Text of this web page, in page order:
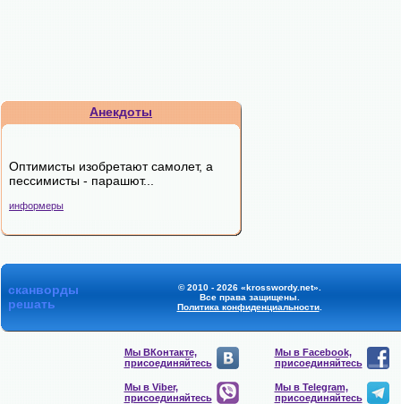
Анекдоты
Оптимисты изобpетают самолет, а
пессимисты - паpашют...
информеры
сканворды
решать
© 2010 - 2026 «krosswordy.net».
Все права защищены.
Политика конфиденциальности.
Мы ВКонтакте,
присоединяйтесь
Мы в Facebook,
присоединяйтесь
Мы в Viber,
присоединяйтесь
Мы в Telegram,
присоединяйтесь